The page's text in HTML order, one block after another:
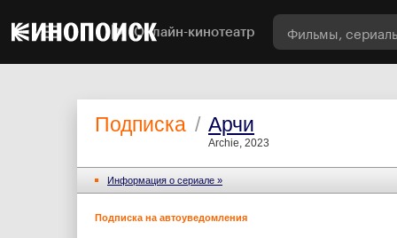
Онлайн-кинотеатр
Подписка / Арчи
Archie, 2023
Информация o сериале »
Подписка на автоуведомления